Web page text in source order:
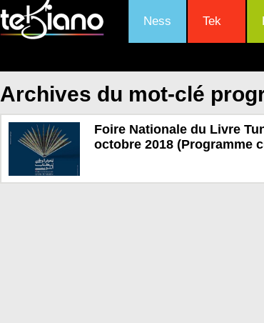
Ness Tek
Archives du mot-clé
Foire Nationale du Livre
octobre 2018 (Programme